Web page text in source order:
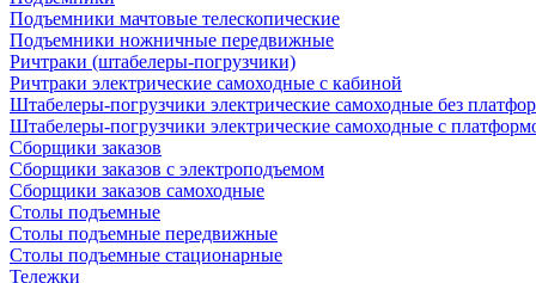
Подъемники мачтовые телескопические
Подъемники ножничные передвижные
Ричтраки (штабелеры-погрузчики)
Ричтраки электрические самоходные с кабиной
Штабелеры-погрузчики электрические самоходные без
Штабелеры-погрузчики электрические самоходные с
Сборщики заказов
Сборщики заказов с электроподъемом
Сборщики заказов самоходные
Столы подъемные
Столы подъемные передвижные
Столы подъемные стационарные
Тележки